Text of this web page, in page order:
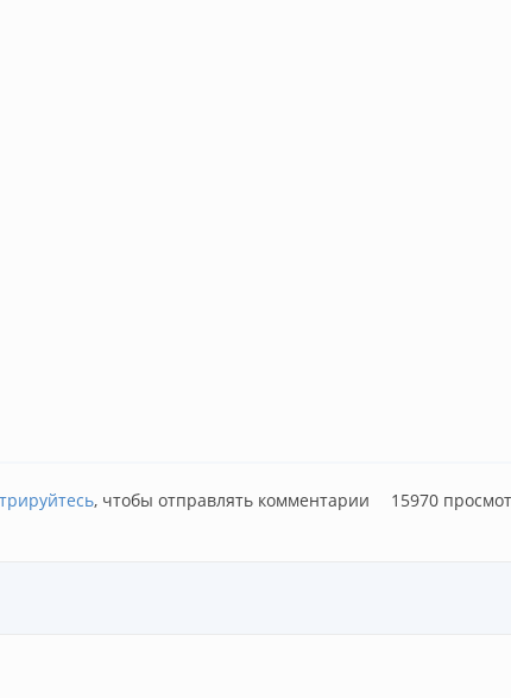
, чтобы отправлять комментарии 15970